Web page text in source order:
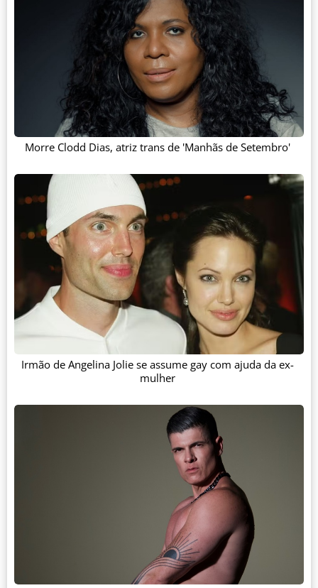
Morre Clodd Dias, atriz trans de 'Manhãs de Setembro'
Irmão de Angelina Jolie se assume gay com ajuda da ex-
mulher